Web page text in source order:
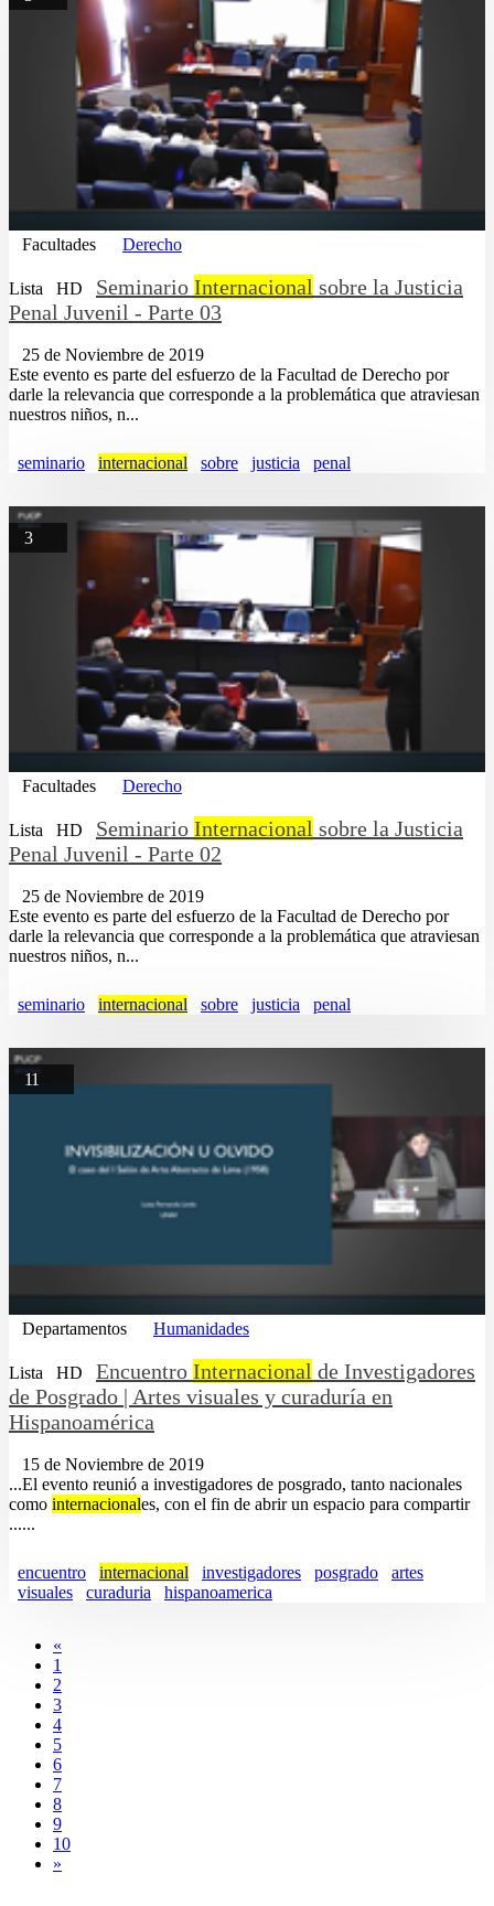
Facultades Derecho
Lista HD Seminario Internacional sobre la Justicia
Penal Juvenil - Parte 03
25 de Noviembre de 2019
Este evento es parte del esfuerzo de la Facultad de Derecho por
darle la relevancia que corresponde a la problemática que atraviesan
nuestros niños, n...
seminario internacional sobre justicia penal
3
Facultades Derecho
Lista HD Seminario Internacional sobre la Justicia
Penal Juvenil - Parte 02
25 de Noviembre de 2019
Este evento es parte del esfuerzo de la Facultad de Derecho por
darle la relevancia que corresponde a la problemática que atraviesan
nuestros niños, n...
seminario internacional sobre justicia penal
11
Departamentos Humanidades
Lista HD Encuentro Internacional de Investigadores
de Posgrado | Artes visuales y curaduría en
Hispanoamérica
15 de Noviembre de 2019
...El evento reunió a investigadores de posgrado, tanto nacionales
como internacionales, con el fin de abrir un espacio para compartir
......
encuentro internacional investigadores posgrado
artes
visuales
curaduria hispanoamerica
«
1
2
3
4
5
6
7
8
9
10
»